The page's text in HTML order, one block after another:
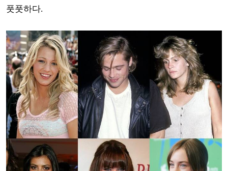
풋풋하다.